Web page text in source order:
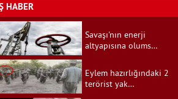
HABER
Savaşı'nın enerji
altyapısına olums…
Eylem hazırlığındaki 2
terörist yak…